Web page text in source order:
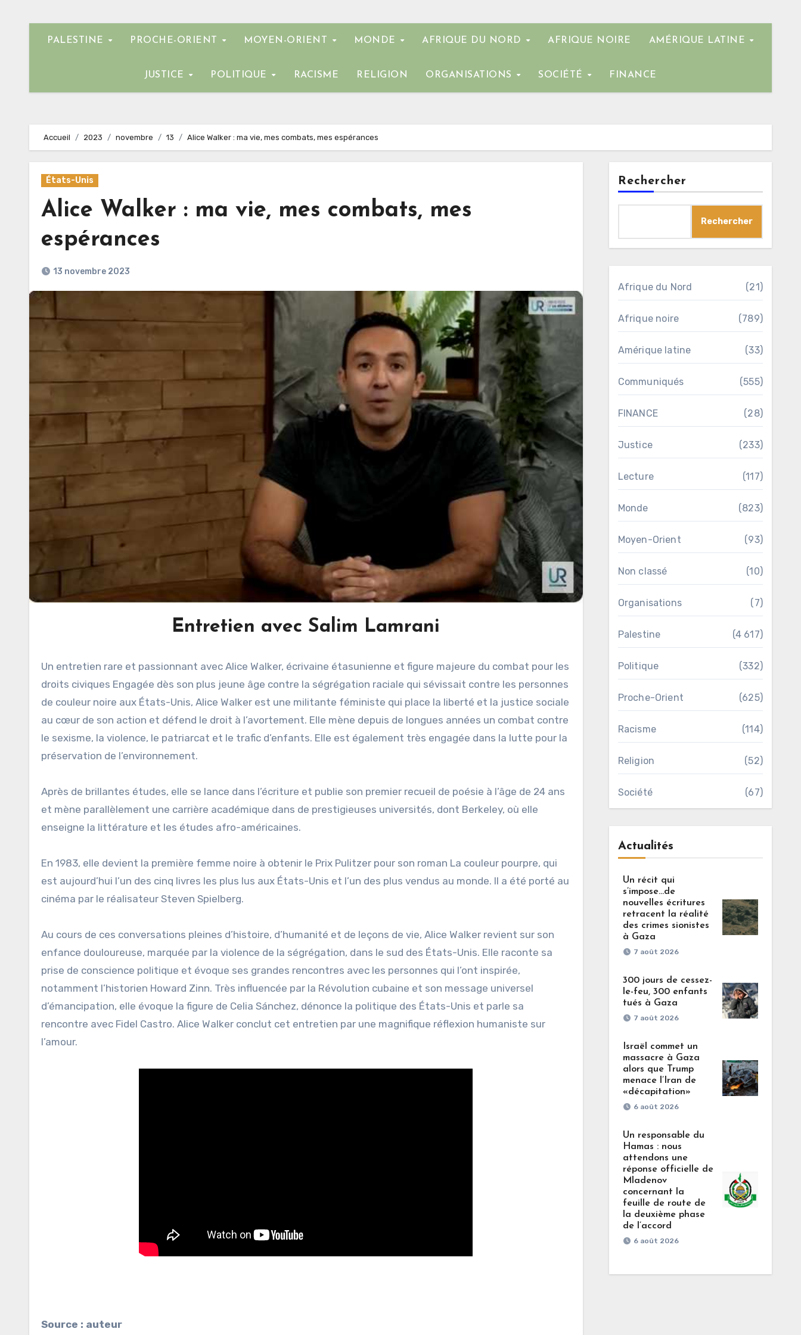
PALESTINE PROCHE-ORIENT MOYEN-ORIENT MONDE AFRIQUE DU NORD AFRIQUE NOIRE AMÉRIQUE LATINE
JUSTICE POLITIQUE RACISME RELIGION ORGANISATIONS SOCIÉTÉ FINANCE
Accueil 2023 novembre 13 Alice Walker : ma vie, mes combats, mes espérances
États-Unis
Alice Walker : ma vie, mes combats, mes
espérances
13 novembre 2023
Entretien avec Salim Lamrani
Un entretien rare et passionnant avec Alice Walker, écrivaine étasunienne et figure majeure du combat pour les
droits civiques Engagée dès son plus jeune âge contre la ségrégation raciale qui sévissait contre les personnes
de couleur noire aux États-Unis, Alice Walker est une militante féministe qui place la liberté et la justice sociale
au cœur de son action et défend le droit à l’avortement. Elle mène depuis de longues années un combat contre
le sexisme, la violence, le patriarcat et le trafic d’enfants. Elle est également très engagée dans la lutte pour la
préservation de l’environnement.
Après de brillantes études, elle se lance dans l’écriture et publie son premier recueil de poésie à l’âge de 24 ans
et mène parallèlement une carrière académique dans de prestigieuses universités, dont Berkeley, où elle
enseigne la littérature et les études afro-américaines.
En 1983, elle devient la première femme noire à obtenir le Prix Pulitzer pour son roman La couleur pourpre, qui
est aujourd’hui l’un des cinq livres les plus lus aux États-Unis et l’un des plus vendus au monde. Il a été porté au
cinéma par le réalisateur Steven Spielberg.
Au cours de ces conversations pleines d’histoire, d’humanité et de leçons de vie, Alice Walker revient sur son
enfance douloureuse, marquée par la violence de la ségrégation, dans le sud des États-Unis. Elle raconte sa
prise de conscience politique et évoque ses grandes rencontres avec les personnes qui l’ont inspirée,
notamment l’historien Howard Zinn. Très influencée par la Révolution cubaine et son message universel
d’émancipation, elle évoque la figure de Celia Sánchez, dénonce la politique des États-Unis et parle sa
rencontre avec Fidel Castro. Alice Walker conclut cet entretien par une magnifique réflexion humaniste sur
l’amour.
Source : auteur
Rechercher
Rechercher
Afrique du Nord (21)
Afrique noire (789)
Amérique latine (33)
Communiqués (555)
FINANCE (28)
Justice (233)
Lecture (117)
Monde (823)
Moyen-Orient (93)
Non classé (10)
Organisations (7)
Palestine (4 617)
Politique (332)
Proche-Orient (625)
Racisme (114)
Religion (52)
Société (67)
Actualités
Un récit qui
s’impose…de
nouvelles écritures
retracent la réalité
des crimes sionistes
à Gaza
7 août 2026
300 jours de cessez-
le-feu, 300 enfants
tués à Gaza
7 août 2026
Israël commet un
massacre à Gaza
alors que Trump
menace l’Iran de
«décapitation»
6 août 2026
Un responsable du
Hamas : nous
attendons une
réponse officielle de
Mladenov
concernant la
feuille de route de
la deuxième phase
de l’accord
6 août 2026